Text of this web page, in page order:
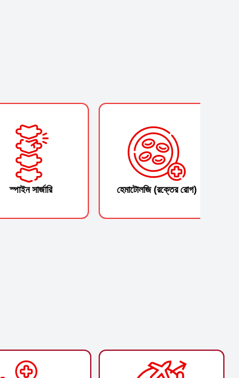
স্পাইন সার্জারি হেমাটোলজি (রক্তের রোগ)